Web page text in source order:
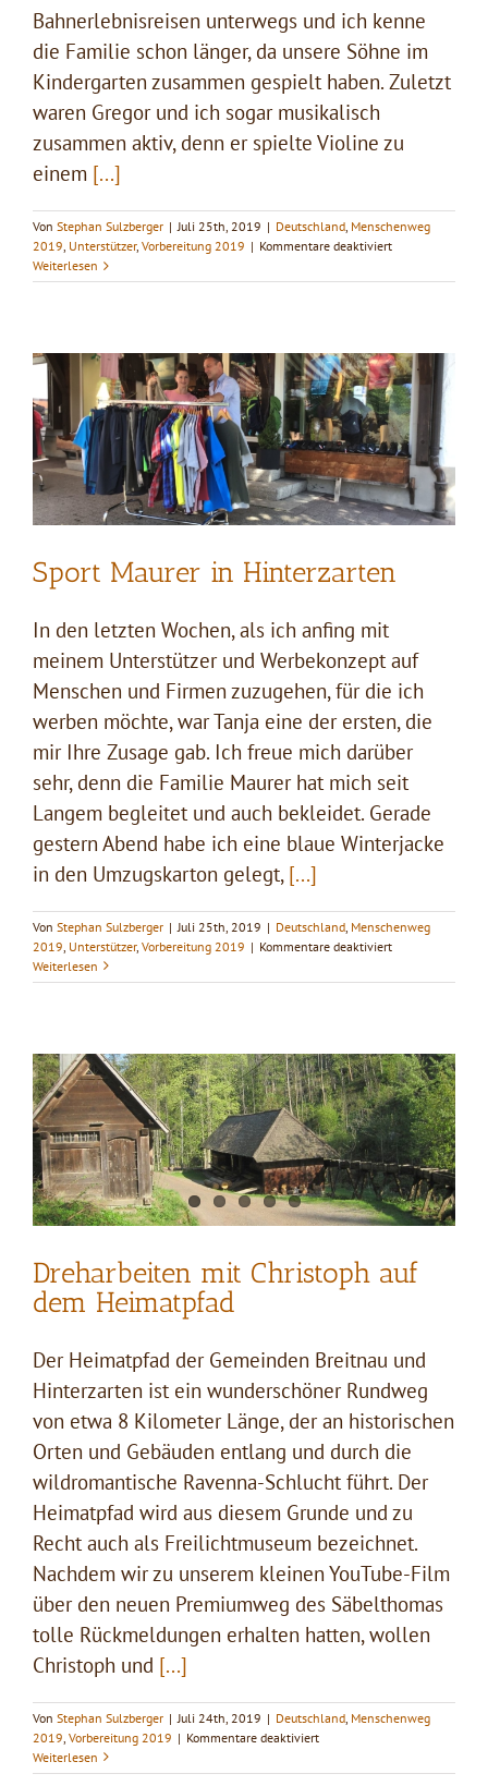
Bahnerlebnisreisen unterwegs und ich kenne
die Familie schon länger, da unsere Söhne im
Kindergarten zusammen gespielt haben. Zuletzt
waren Gregor und ich sogar musikalisch
zusammen aktiv, denn er spielte Violine zu
einem [...]
Von Stephan Sulzberger | Juli 25th, 2019 | Deutschland, Menschenweg
2019, Unterstützer, Vorbereitung 2019 | Kommentare deaktiviertfür
mit
Weiterlesen
Sport Maurer in Hinterzarten
In den letzten Wochen, als ich anfing mit
meinem Unterstützer und Werbekonzept auf
Menschen und Firmen zuzugehen, für die ich
werben möchte, war Tanja eine der ersten, die
mir Ihre Zusage gab. Ich freue mich darüber
sehr, denn die Familie Maurer hat mich seit
Langem begleitet und auch bekleidet. Gerade
gestern Abend habe ich eine blaue Winterjacke
in den Umzugskarton gelegt, [...]
Von Stephan Sulzberger | Juli 25th, 2019 | Deutschland Menschenweg
2019 Unterstützer, Vorbereitung 2019 | Kommentare deaktiviertfür
Maurer
Weiterlesen
Dreharbeiten mit Christoph auf
dem Heimatpfad
Der Heimatpfad der Gemeinden Breitnau und
Hinterzarten ist ein wunderschöner Rundweg
von etwa 8 Kilometer Länge, der an historischen
Orten und Gebäuden entlang und durch die
wildromantische Ravenna-Schlucht führt. Der
Heimatpfad wird aus diesem Grunde und zu
Recht auch als Freilichtmuseum bezeichnet.
Nachdem wir zu unserem kleinen YouTube-Film
über den neuen Premiumweg des Säbelthomas
tolle Rückmeldungen erhalten hatten, wollen
Christoph und [...]
Von Stephan Sulzberger | Juli 24th, 2019 | Deutschland Menschenweg
2019 Vorbereitung 2019 | Kommentare deaktiviertfür
mit
Weiterlesen